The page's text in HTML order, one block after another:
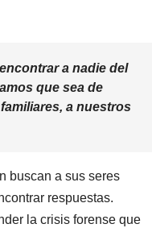
a nadie del
que sea de
a nuestros
buscan a sus seres
respuestas.
la crisis forense que